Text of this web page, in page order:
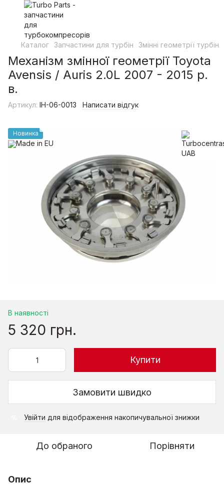
Каталог Запчастини для турбін Змінні геометрії турбін
Механізм змінної геометрії Toyota
Avensis / Auris 2.0L 2007 - 2015 р.
в.
Артикул: IH-06-0013 Написати відгук
Новинка
В наявності
5 320 грн.
Купити
Замовити швидко
Увійти для відображення накопичувальної знижки
До обраного Порівняти
Опис